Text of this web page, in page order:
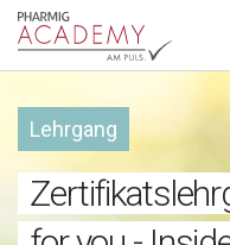
Hauptnavigation
Lehrgang